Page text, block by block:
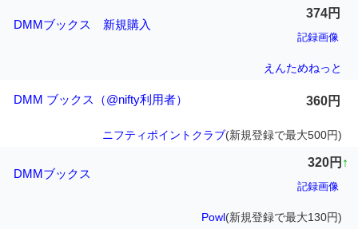
DMMブックス 新規購入
374円
記録画像
えんためねっと
DMM ブックス（@nifty利用者） 360円
ニフティポイントクラブ(新規登録で最大500円)
DMMブックス
320円 ↑
記録画像
Powl(新規登録で最大130円)